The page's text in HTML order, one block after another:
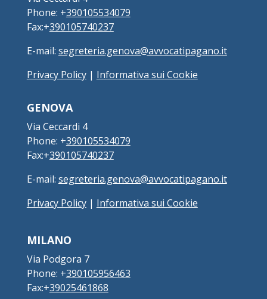
Phone: +390105534079
Fax:+390105740237
E-mail: segreteria.genova@avvocatipagano.it
Privacy Policy| Informativa sui Cookie
GENOVA
Via Ceccardi 4
Phone: +390105534079
Fax:+390105740237
E-mail: segreteria.genova@avvocatipagano.it
Privacy Policy| Informativa sui Cookie
MILANO
Via Podgora 7
Phone: +390105956463
Fax:+39025461868